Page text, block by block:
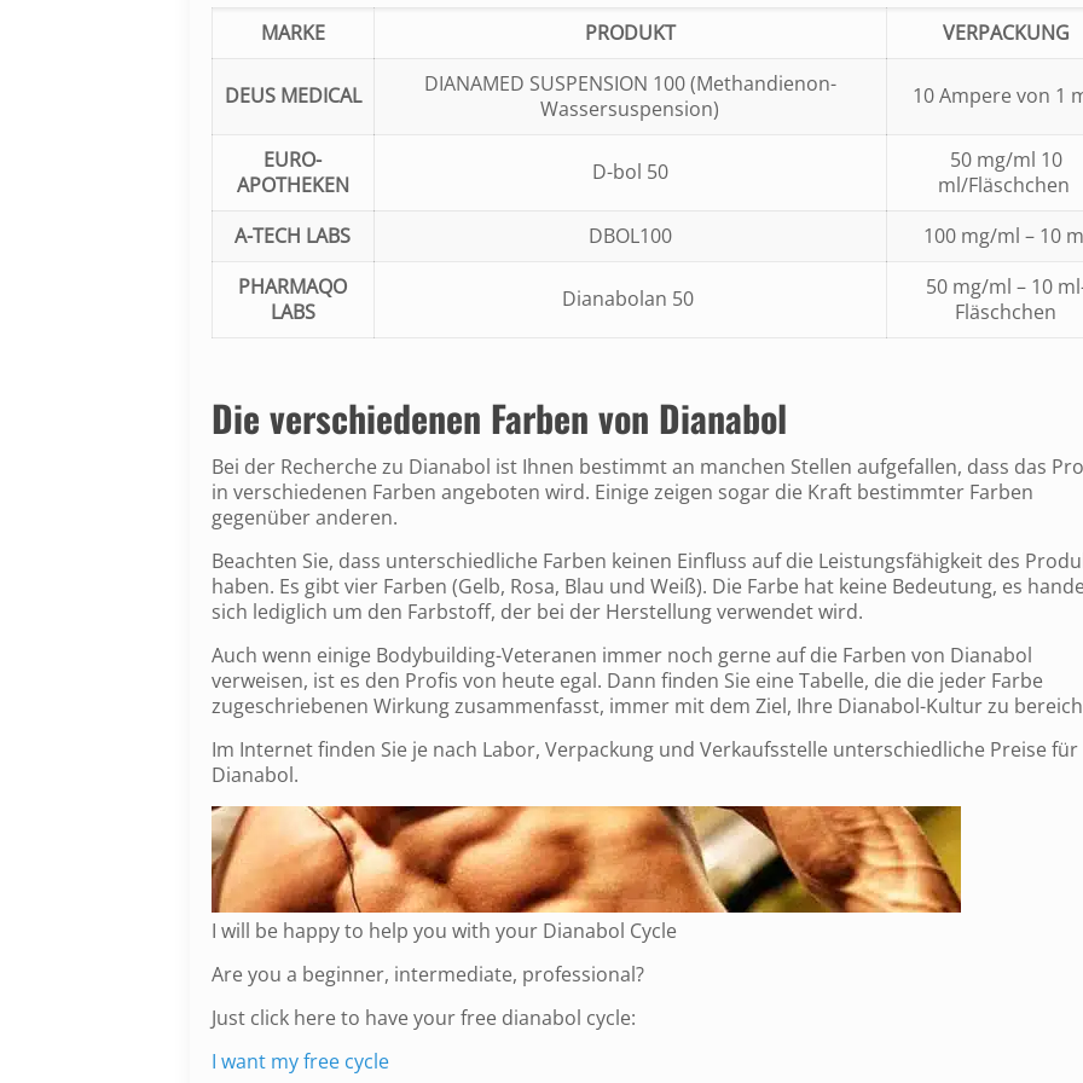
MARKE PRODUKT VERPACKUNG
DEUS MEDICAL
DIANAMED SUSPENSION 100 (Methandienon-
Wassersuspension)
10 Ampere von 1
EURO-
APOTHEKEN
D-bol 50
50 mg/ml 10
ml/Fläschchen
A-TECH LABS
DBOL100
100 mg/ml – 10
PHARMAQO
LABS
Dianabolan 50
50 mg/ml – 10
Fläschchen
Die verschiedenen Farben von Dianabol
Bei der Recherche zu Dianabol ist Ihnen bestimmt an manchen Stellen aufgefallen, dass das
in verschiedenen Farben angeboten wird. Einige zeigen sogar die Kraft bestimmter Farben
gegenüber anderen.
Beachten Sie, dass unterschiedliche Farben keinen Einfluss auf die Leistungsfähigkeit des
haben. Es gibt vier Farben (Gelb, Rosa, Blau und Weiß). Die Farbe hat keine Bedeutung, es
sich lediglich um den Farbstoff, der bei der Herstellung verwendet wird.
Auch wenn einige Bodybuilding-Veteranen immer noch gerne auf die Farben von Dianabol
verweisen, ist es den Profis von heute egal. Dann finden Sie eine Tabelle, die die jeder Farbe
zugeschriebenen Wirkung zusammenfasst, immer mit dem Ziel, Ihre Dianabol-Kultur zu
Im Internet finden Sie je nach Labor, Verpackung und Verkaufsstelle unterschiedliche Preise für
Dianabol.
I will be happy to help you with your Dianabol Cycle
Are you a beginner, intermediate, professional?
Just click here to have your free dianabol cycle:
I want my free cycle